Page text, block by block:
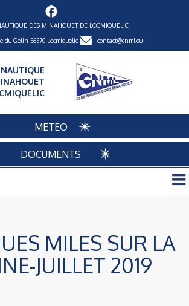
DES MINAHOUET DE LOCMIQUELIC
du Gelin 56570 Locmiquelic contact@cnml.eu
METEO
DOCUMENTS
MILES SUR LA
JUILLET 2019